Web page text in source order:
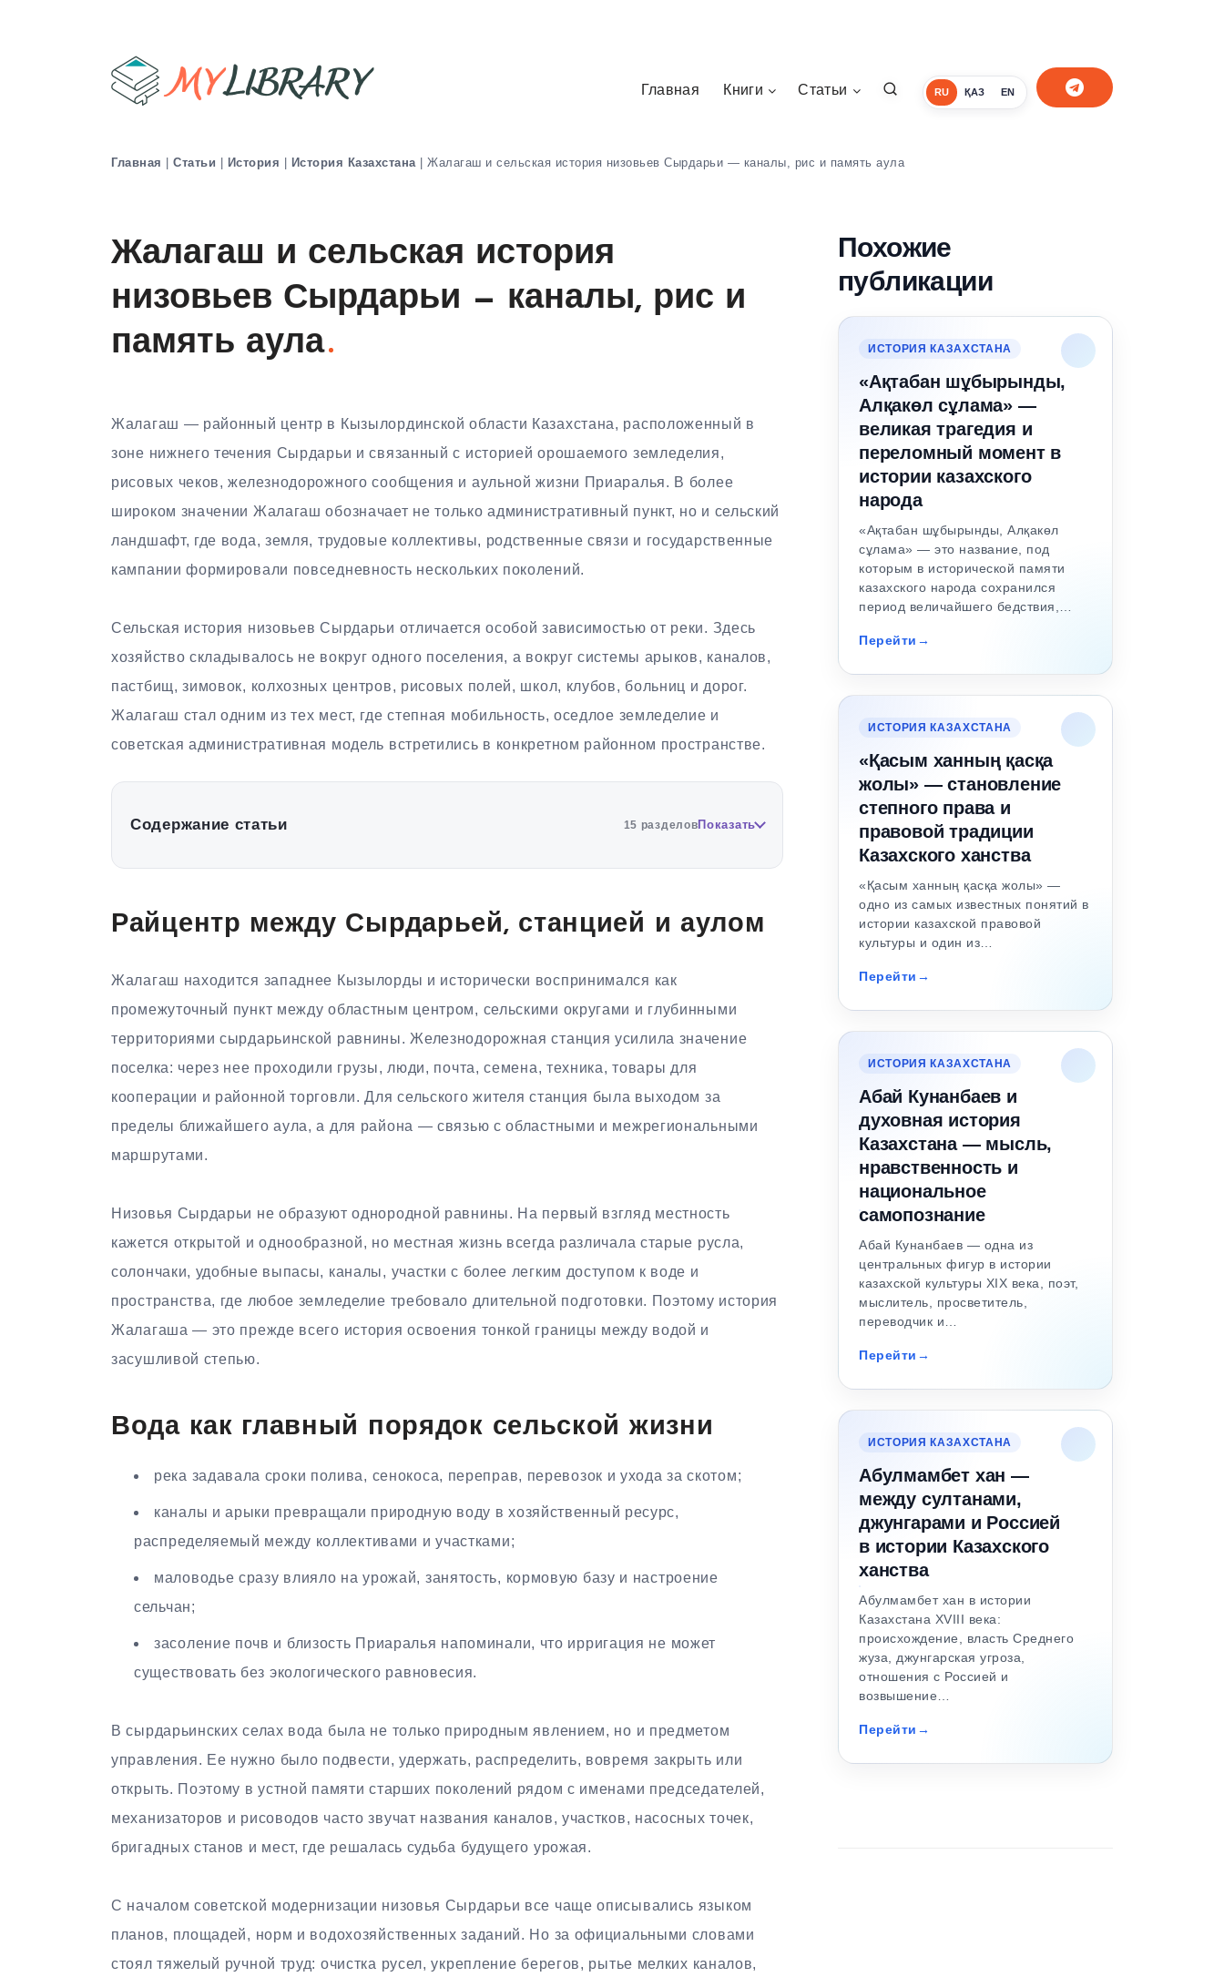
RU ҚАЗ EN
Главная Книги Статьи
Главная | Статьи | История | История Казахстана | Жалагаш и сельская история низовьев Сырдарьи — каналы, рис и память аула
Жалагаш и сельская история
низовьев Сырдарьи — каналы, рис и
память аула
Жалагаш — районный центр в Кызылординской области Казахстана, расположенный в
зоне нижнего течения Сырдарьи и связанный с историей орошаемого земледелия,
рисовых чеков, железнодорожного сообщения и аульной жизни Приаралья. В более
широком значении Жалагаш обозначает не только административный пункт, но и сельский
ландшафт, где вода, земля, трудовые коллективы, родственные связи и государственные
кампании формировали повседневность нескольких поколений.
Сельская история низовьев Сырдарьи отличается особой зависимостью от реки. Здесь
хозяйство складывалось не вокруг одного поселения, а вокруг системы арыков, каналов,
пастбищ, зимовок, колхозных центров, рисовых полей, школ, клубов, больниц и дорог.
Жалагаш стал одним из тех мест, где степная мобильность, оседлое земледелие и
советская административная модель встретились в конкретном районном пространстве.
Содержание статьи 15 разделовПоказать
Райцентр между Сырдарьей, станцией и аулом
Жалагаш находится западнее Кызылорды и исторически воспринимался как
промежуточный пункт между областным центром, сельскими округами и глубинными
территориями сырдарьинской равнины. Железнодорожная станция усилила значение
поселка: через нее проходили грузы, люди, почта, семена, техника, товары для
кооперации и районной торговли. Для сельского жителя станция была выходом за
пределы ближайшего аула, а для района — связью с областными и межрегиональными
маршрутами.
Низовья Сырдарьи не образуют однородной равнины. На первый взгляд местность
кажется открытой и однообразной, но местная жизнь всегда различала старые русла,
солончаки, удобные выпасы, каналы, участки с более легким доступом к воде и
пространства, где любое земледелие требовало длительной подготовки. Поэтому история
Жалагаша — это прежде всего история освоения тонкой границы между водой и
засушливой степью.
Вода как главный порядок сельской жизни
река задавала сроки полива, сенокоса, переправ, перевозок и ухода за скотом;
каналы и арыки превращали природную воду в хозяйственный ресурс,
распределяемый между коллективами и участками;
маловодье сразу влияло на урожай, занятость, кормовую базу и настроение
сельчан;
засоление почв и близость Приаралья напоминали, что ирригация не может
существовать без экологического равновесия.
В сырдарьинских селах вода была не только природным явлением, но и предметом
управления. Ее нужно было подвести, удержать, распределить, вовремя закрыть или
открыть. Поэтому в устной памяти старших поколений рядом с именами председателей,
механизаторов и рисоводов часто звучат названия каналов, участков, насосных точек,
бригадных станов и мест, где решалась судьба будущего урожая.
С началом советской модернизации низовья Сырдарьи все чаще описывались языком
планов, площадей, норм и водохозяйственных заданий. Но за официальными словами
стоял тяжелый ручной труд: очистка русел, укрепление берегов, рытье мелких каналов,
Похожие
публикации
ИСТОРИЯ КАЗАХСТАНА
«Ақтабан шұбырынды,
Алқакөл сұлама» —
великая трагедия и
переломный момент в
истории казахского
народа
«Ақтабан шұбырынды, Алқакөл
сұлама» — это название, под
которым в исторической памяти
казахского народа сохранился
период величайшего бедствия,…
Перейти
ИСТОРИЯ КАЗАХСТАНА
«Қасым ханның қасқа
жолы» — становление
степного права и
правовой традиции
Казахского ханства
«Қасым ханның қасқа жолы» —
одно из самых известных понятий в
истории казахской правовой
культуры и один из…
Перейти
ИСТОРИЯ КАЗАХСТАНА
Абай Кунанбаев и
духовная история
Казахстана — мысль,
нравственность и
национальное
самопознание
Абай Кунанбаев — одна из
центральных фигур в истории
казахской культуры XIX века, поэт,
мыслитель, просветитель,
переводчик и…
Перейти
ИСТОРИЯ КАЗАХСТАНА
Абулмамбет хан —
между султанами,
джунгарами и Россией
в истории Казахского
ханства
Абулмамбет хан в истории
Казахстана XVIII века:
происхождение, власть Среднего
жуза, джунгарская угроза,
отношения с Россией и
возвышение…
Перейти